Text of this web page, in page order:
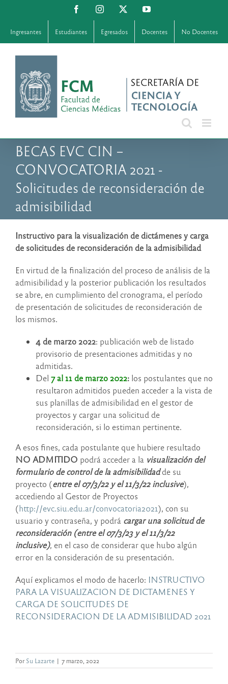
contenido
FacebookInstagram YouTube
Ingresantes Estudiantes Egresados Docentes No Docentes
BECAS EVC CIN –
CONVOCATORIA 2021 -
Solicitudes de reconsideración de
admisibilidad
Instructivopara la visualización de dictámenes y carga
de solicitudes de reconsideración de la admisibilidad
En virtud de la finalización del proceso de análisis de la
admisibilidad y la posterior publicación los resultados
se abre, en cumplimiento del cronograma, el período
de presentación de solicitudes de reconsideración de
los mismos.
4 de marzo 2022: publicación web de listado
provisorio de presentaciones admitidas y no
admitidas.
Del 7 al 11 de marzo 2022: los postulantes que no
resultaron admitidos pueden acceder a la vista de
sus planillas de admisibilidad en el gestor de
proyectos y cargar una solicitud de
reconsideración, si lo estiman pertinente.
A esos fines, cada postulante que hubiere resultado
NO ADMITIDO podrá acceder a la visualización del
formulario de control de la admisibilidadde su
proyecto (entre el 07/3/22 y el 11/3/22 inclusive),
accediendo al Gestor de Proyectos
(http://evc.siu.edu.ar/convocatoria2021), con su
usuario y contraseña, y podrá cargar una solicitud de
reconsideración (entre el 07/3/23 y el 11/3/22
inclusive), en el caso de considerar que hubo algún
error en la consideración de su presentación.
Aquí explicamos el modo de hacerlo: INSTRUCTIVO
PARA LA VISUALIZACION DE DICTAMENES Y
CARGA DE SOLICITUDES DE
RECONSIDERACION DE LA ADMISIBILIDAD 2021
PorSu Lazarte | 7 marzo, 2022